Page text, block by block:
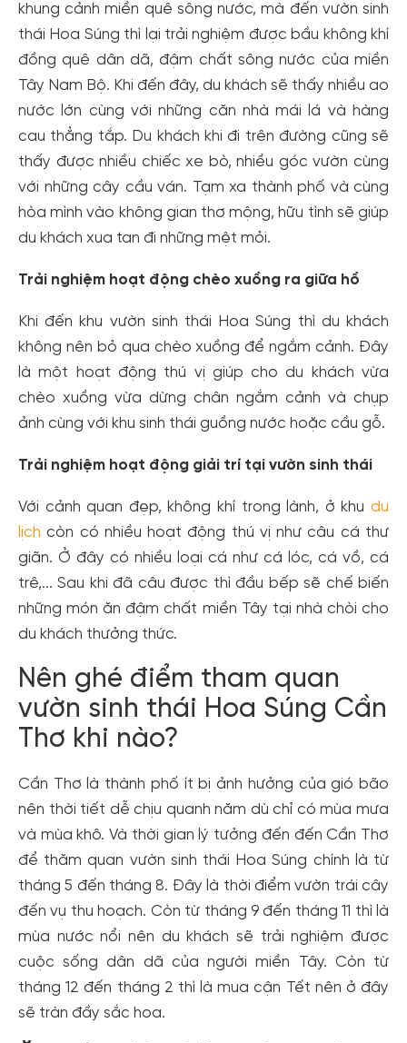
khung cảnh miền quê sông nước, mà đến vườn sinh
thái Hoa Súng thì lại trải nghiệm được bầu không khí
đồng quê dân dã, đậm chất sông nước của miền
Tây Nam Bộ. Khi đến đây, du khách sẽ thấy nhiều ao
nước lớn cùng với những căn nhà mái lá và hàng
cau thẳng tắp. Du khách khi đi trên đường cũng sẽ
thấy được nhiều chiếc xe bò, nhiều góc vườn cùng
với những cây cầu ván. Tạm xa thành phố và cùng
hòa mình vào không gian thơ mộng, hữu tình sẽ giúp
du khách xua tan đi những mệt mỏi.
Trải nghiệm hoạt động chèo xuồng ra giữa hồ
Khi đến khu vườn sinh thái Hoa Súng thì du khách
không nên bỏ qua chèo xuồng để ngắm cảnh. Đây
là một hoạt động thú vị giúp cho du khách vừa
chèo xuồng vừa dừng chân ngắm cảnh và chụp
ảnh cùng với khu sinh thái guồng nước hoặc cầu gỗ.
Trải nghiệm hoạt động giải trí tại vườn sinh thái
Với cảnh quan đẹp, không khí trong lành, ở khu du
lịch còn có nhiều hoạt động thú vị như câu cá thư
giãn. Ở đây có nhiều loại cá như cá lóc, cá vồ, cá
trê,... Sau khi đã câu được thì đầu bếp sẽ chế biến
những món ăn đậm chất miền Tây tại nhà chòi cho
du khách thưởng thức.
Nên ghé điểm tham quan
vườn sinh thái Hoa Súng Cần
Thơ khi nào?
Cần Thơ là thành phố ít bị ảnh hưởng của gió bão
nên thời tiết dễ chịu quanh năm dù chỉ có mùa mưa
và mùa khô. Và thời gian lý tưởng đến đến Cần Thơ
để thăm quan vườn sinh thái Hoa Súng chính là từ
tháng 5 đến tháng 8. Đây là thời điểm vườn trái cây
đến vụ thu hoạch. Còn từ tháng 9 đến tháng 11 thì là
mùa nước nổi nên du khách sẽ trải nghiệm được
cuộc sống dân dã của người miền Tây. Còn từ
tháng 12 đến tháng 2 thì là mua cận Tết nên ở đây
sẽ tràn đầy sắc hoa.